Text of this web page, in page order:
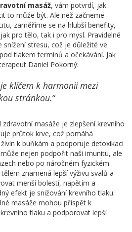
masáž, vám potvrdí, jak
to může být. Ale než začneme
zaměříme se na hlubší benefity,
pro tělo, tak i pro mysl. Pravidelné
stresu, což je důležité ve
tlakem termínů a očekávání. Jak
Daniel Pokorný:
klíčem k harmonii mezi
stránkou.“
zdravotní masáže je zlepšení krevního
průtok krve, což pomáhá
k buňkám a podporuje detoxikaci
nejen podpořit naši imunitu, ale
nebo po náročném fyzickém
znamená lepší výživu svalů a
menší bolestí, napětím a
efekt je snižování krevního tlaku.
masáže mohou přispět k
tlaku a podporovat lepší